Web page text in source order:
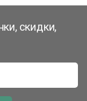
скидки,